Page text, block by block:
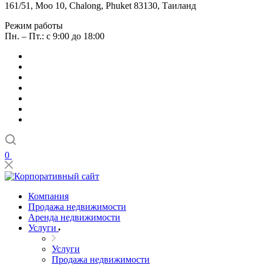
161/51, Moo 10, Chalong, Phuket 83130, Таиланд
Режим работы
Пн. – Пт.: с 9:00 до 18:00
0
Компания
Продажа недвижимости
Аренда недвижимости
Услуги
Услуги
Продажа недвижимости